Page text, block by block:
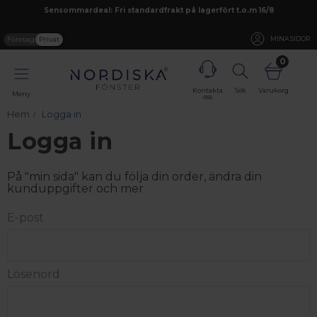
Sensommardeal: Fri standardfrakt på lagerfört t.o.m 16/8
Företag Privat MINA SIDOR
Meny
Kontakta
oss
Sök
0
Varukorg
Hem Logga in
Logga in
På "min sida" kan du följa din order, ändra din
kunduppgifter och mer
E-post
Lösenord